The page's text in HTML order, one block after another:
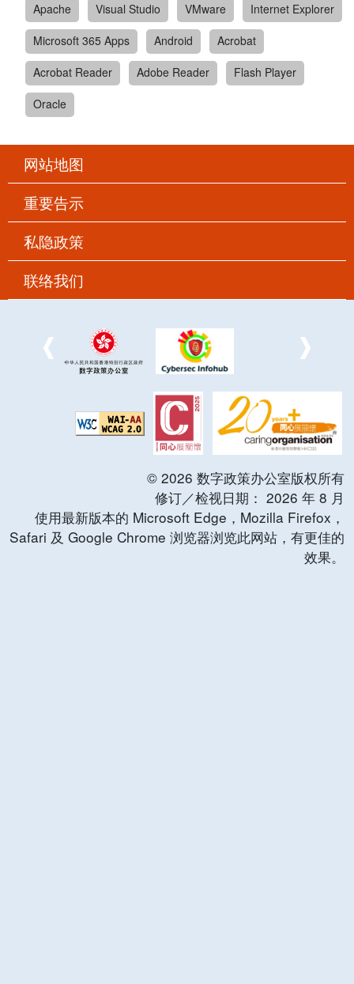
Apache
Visual Studio VMware
Internet Explorer
Microsoft 365 Apps
Android
Acrobat
Acrobat Reader
Adobe Reader
Flash Player
Oracle
网站地图
重要告示
私隐政策
联络我们
© 2026 数字政策办公室版权所有
修订／检视日期： 2026 年 8 月
使用最新版本的 Microsoft Edge，Mozilla Firefox，
Safari 及 Google Chrome 浏览器浏览此网站，有更佳的
效果。